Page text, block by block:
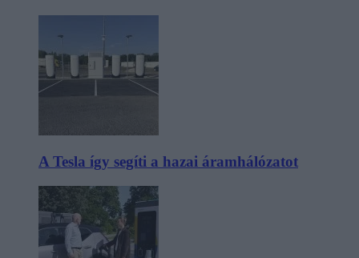
A Tesla így segíti a hazai áramhálózatot